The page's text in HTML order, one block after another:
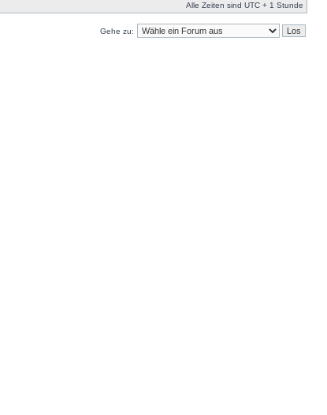
Alle Zeiten sind UTC + 1 Stunde
Gehe zu: